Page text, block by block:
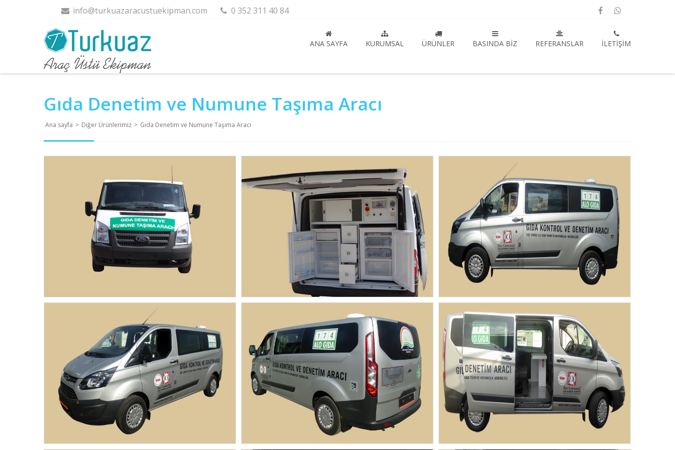
info@turkuazaracustuekipman.com 0 352 311 40 84
ANA SAYFA KURUMSAL ÜRÜNLER BASINDA BIZ REFERANSLAR İLETIŞIM
Gıda Denetim ve Numune Taşıma Aracı
Ana sayfa > Diğer Ürünlerimiz > Gıda Denetim ve Numune Taşıma Aracı
Gıda Denetim ve Numune Taşıma Aracı Gıda Denetim ve Numune Taşıma Aracı Gıda Denetim ve Numune Taşıma Aracı 1